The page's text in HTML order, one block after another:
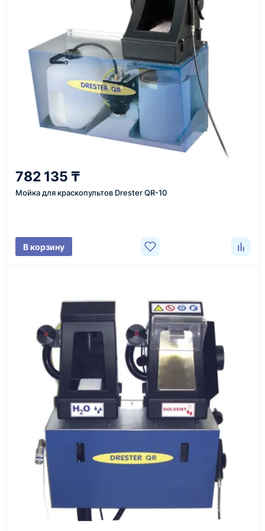
Также вы можете заказать оборудование и
инструменты по номеру телефона в шапке сайта
или через онлайн-форму запроса обратного звонка.
Казахстан и СНГ
доставка оборудования в разные города и
регионы
средний срок доставки по большинству поставок
проверка товара перед отправкой клиенту
счёт, договор, накладные и сопроводительные
материалы
Как оформить заказ
Заявка
Оставьте заявку на сайте, по телефону или через
форму обратного звонка.
782 135 ₸
Мойка для краскопультов Drester QR-10
В корзину